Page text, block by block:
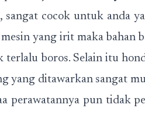
cocok untuk anda
yang irit maka bahan
terlalu boros. Selain itu
yang ditawarkan sangat
perawatannya pun tidak